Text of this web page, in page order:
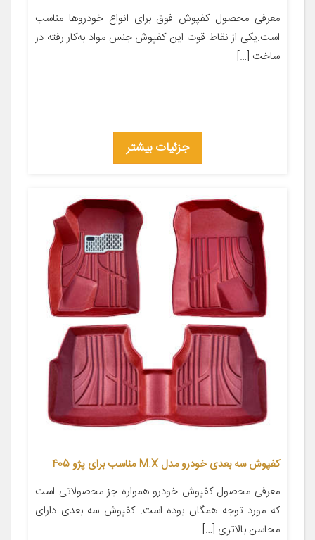
معرفی محصول کفپوش فوق برای انواع خودروها مناسب
است.یکی از نقاط قوت این کفپوش جنس مواد به‌کار رفته در
ساخت […]
جزئیات بیشتر
کفپوش سه بعدی خودرو مدل M.X مناسب برای پژو 405
معرفی محصول کفپوش خودرو همواره جز محصولاتی است
که مورد توجه همگان بوده است. کفپوش سه بعدی دارای
محاسن بالاتری […]